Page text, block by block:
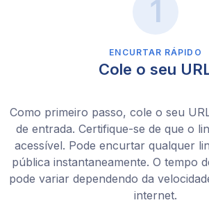
ENCURTAR RÁPIDO
Cole o seu
Como primeiro passo, cole o seu
de entrada. Certifique-se de que o
acessível. Pode encurtar qualquer
pública instantaneamente. O tempo
pode variar dependendo da
internet.